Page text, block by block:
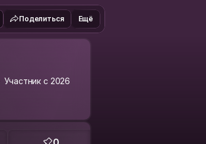
Поделиться Ещё
Участник с 2026